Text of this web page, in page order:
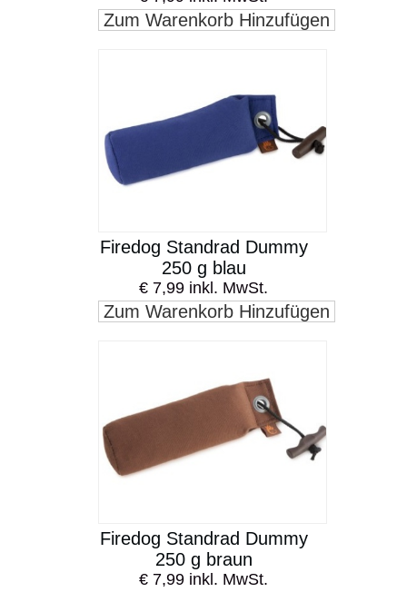
Zum Warenkorb Hinzufügen
Firedog Standrad Dummy
250 g blau
€ 7,99 inkl. MwSt.
Zum Warenkorb Hinzufügen
Firedog Standrad Dummy
250 g braun
€ 7,99 inkl. MwSt.